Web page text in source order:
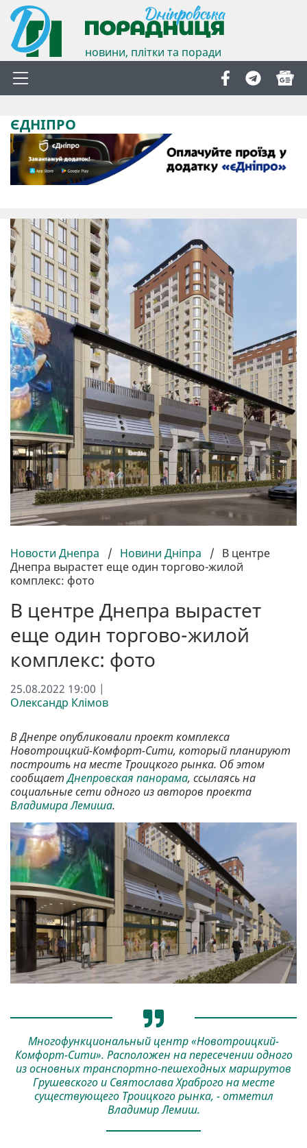
новини, плітки та поради
ЄДНІПРО
Новости Днепра / Новини Дніпра / В центре
Днепра вырастет еще один торгово-жилой
комплекс: фото
В центре Днепра вырастет
еще один торгово-жилой
комплекс: фото
25.08.2022 19:00 |
Олександр Клімов
В Днепре опубликовали проект комплекса
Новотроицкий-Комфорт-Сити, который планируют
построить на месте Троицкого рынка. Об этом
сообщаетДнепровская панорама, ссылаясь на
социальные сети одного из авторов проекта
Владимира Лемиша.
Многофункциональный центр «Новотроицкий-
Комфорт-Сити». Расположен на пересечении одного
из основных транспортно-пешеходных маршрутов
Грушевского и Святослава Храброго на месте
существующего Троицкого рынка, - отметил
Владимир Лемиш.